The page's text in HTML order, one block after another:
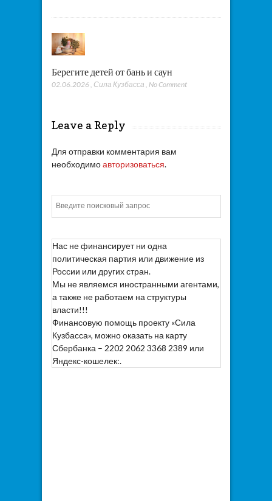
Берегите детей от бань и саун
02.06.2026 , Сила Кузбасса , No Comment
Leave a Reply
Для отправки комментария вам
необходимоавторизоваться.
Нас не финансирует ни одна
политическая партия или движение из
России или других стран.
Мы не являемся иностранными агентами,
а также не работаем на структуры
власти!!!
Финансовую помощь проекту «Сила
Кузбасса», можно оказать на карту
Сбербанка – 2202 2062 3368 2389 или
Яндекс-кошелек:.